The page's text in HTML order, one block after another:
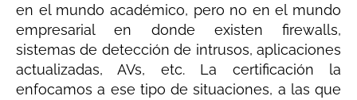
en el mundo académico, pero no en el mundo
empresarial en donde existen firewalls,
sistemas de detección de intrusos, aplicaciones
actualizadas, AVs, etc. La certificación la
enfocamos a ese tipo de situaciones, a las que